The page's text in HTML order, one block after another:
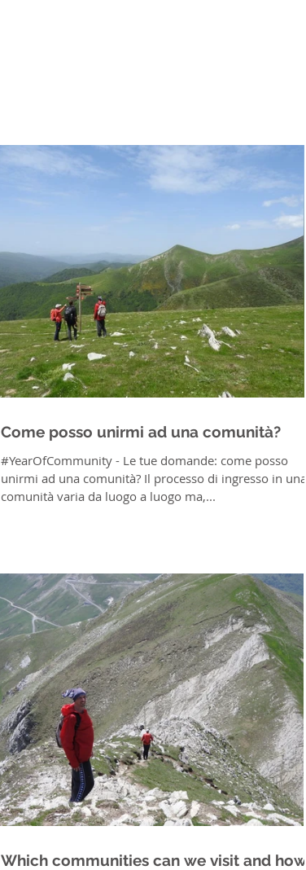
Come posso unirmi ad una comunità?
#YearOfCommunity - Le tue domande: come posso
unirmi ad una comunità? Il processo di ingresso in una
comunità varia da luogo a luogo ma,...
Which communities can we visit and how?